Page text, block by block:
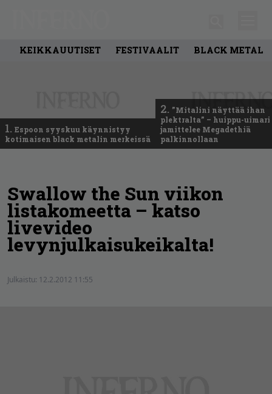
KEIKKAUUTISET FESTIVAALIT BLACK METAL
1. Espoon syyskuu käynnistyy
kotimaisen black metalin merkeissä
2. ”Mitalini näyttää ihan
plektralta” – huippu-uimari
jamittelee Megadethiä
palkinnollaan
Swallow the Sun viikon
listakomeetta – katso
livevideo
levynjulkaisukeikalta!
Julkaistu: 12.2.2012 11:55